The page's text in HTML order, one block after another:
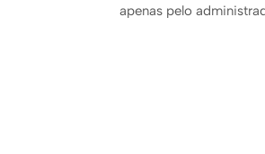
apenas pelo